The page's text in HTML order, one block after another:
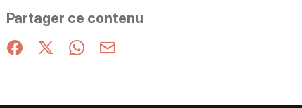
Partager ce contenu
Partager sur Facebook (nouvelle fenêtre)
Partager sur X / Twitter (nouvelle fenêtre)
Partager sur WhatsApp
Partager par mail